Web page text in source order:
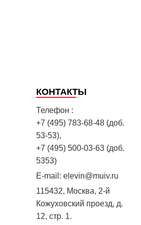
КОНТАКТЫ
Телефон :
+7 (495) 783-68-48 (доб.
53-53),
+7 (495) 500-03-63 (доб.
5353)
E-mail: elevin@muiv.ru
115432, Москва, 2-й
Кожуховский проезд, д.
12, стр. 1.